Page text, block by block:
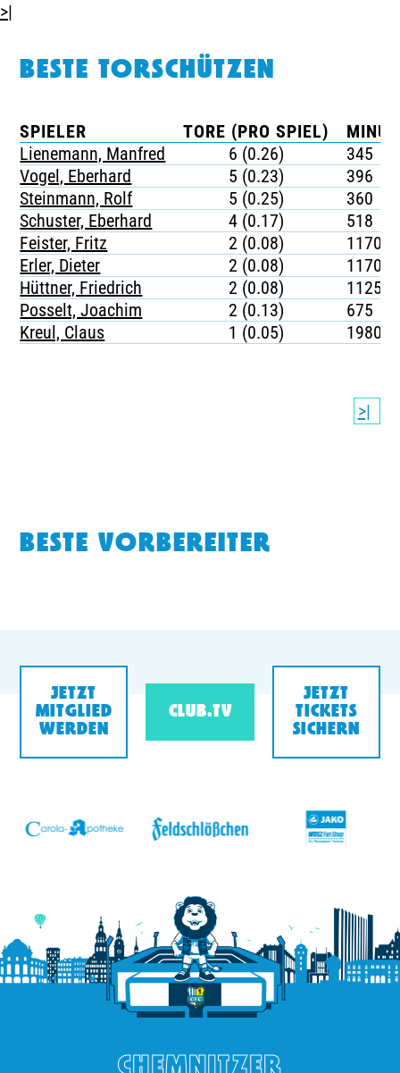
>|
BESTE TORSCHÜTZEN
SPIELER TORE (PRO SPIEL)
Lienemann, Manfred
6 (0.26)
345
Vogel, Eberhard
5 (0.23)
396
Steinmann, Rolf
5 (0.25)
360
Schuster, Eberhard
4 (0.17)
518
Feister, Fritz
2 (0.08)
1170
Erler, Dieter
2 (0.08)
1170
Hüttner, Friedrich
2 (0.08)
1125
Posselt, Joachim
2 (0.13)
675
Kreul, Claus
1 (0.05) 1980
>|
BESTE VORBEREITER
JETZT
MITGLIED
WERDEN
CLUB.TV
JETZT
TICKETS
SICHERN
CHEMNITZER